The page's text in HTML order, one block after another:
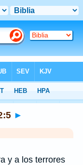
►
y a los terrores